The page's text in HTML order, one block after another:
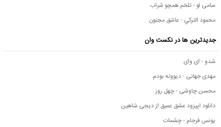
سامی لو - تلخم همچو شراب
محمود التركي - عاشق مجنون
جدیدترین ها در نکست وان
شدو - ای وای
مهدی جهانی - دیوونه بودم
محسن چاوشی - چهل روز
دانلود اپیزود عشق عمیق از دیجی شاهین
یونس فرجام - چشمات